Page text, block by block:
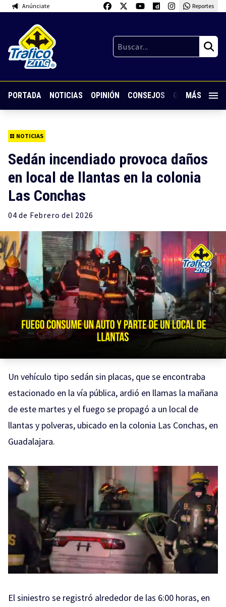
Anúnciate Reportes
PORTADA NOTICIAS OPINIÓN CONSEJOS GUARDIA
MÁS
NOTICIAS
Sedán incendiado provoca daños
en local de llantas en la colonia
Las Conchas
04 de Febrero del 2026
Un vehículo tipo sedán sin placas, que se encontraba
estacionado en la vía pública, ardió en llamas la mañana
de este martes y el fuego se propagó a un local de
llantas y polveras, ubicado en la colonia Las Conchas, en
Guadalajara.
El siniestro se registró alrededor de las 6:00 horas, en